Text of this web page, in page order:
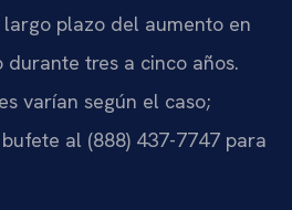
plazo del aumento en
durante tres a cinco años.
varían según el caso;
al (888) 437-7747 para